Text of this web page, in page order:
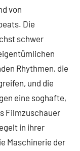
von
Die
schwer
Rhythmen, die
und die
eine soghafte,
Filmzuschauer
in ihrer
Maschinerie der